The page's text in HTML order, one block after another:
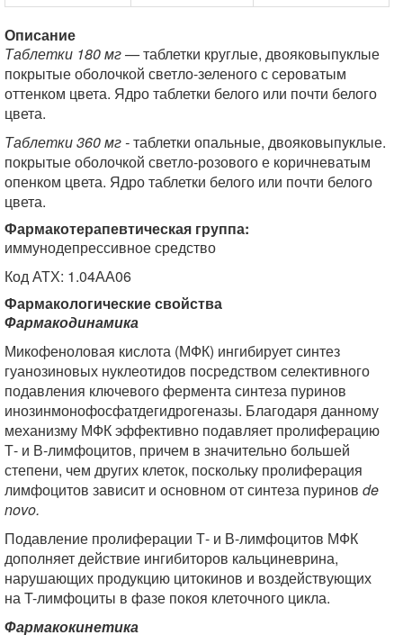
Описание
Таблетки 180 мг —таблетки круглые, двояковыпуклые
покрытые оболочкой светло-зеленого с сероватым
оттенком цвета. Ядро таблетки белого или почти белого
цвета.
Таблетки 360 мг -таблетки опальные, двояковыпуклые.
покрытые оболочкой светло-розового е коричневатым
опенком цвета. Ядро таблетки белого или почти белого
цвета.
Фармакотерапевтическая группа:
иммунодепрессивное средство
Код АТХ: 1.04АА06
Фармакологические свойства
Фармакодинамика
Микофеноловая кислота (МФК) ингибирует синтез
гуанозиновых нуклеотидов посредством селективного
подавления ключевого фермента синтеза пуринов
инозинмонофосфатдегидрогеназы. Благодаря данному
механизму МФК эффективно подавляет пролиферацию
Т- и В-лимфоцитов, причем в значительно большей
степени, чем других клеток, поскольку пролиферация
лимфоцитов зависит и основном от синтеза пуринов de
novo.
Подавление пролиферации Т- и В-лимфоцитов МФК
дополняет действие ингибиторов кальциневрина,
нарушающих продукцию цитокинов и воздействующих
на T-лимфоциты в фазе покоя клеточного цикла.
Фармакокинетика